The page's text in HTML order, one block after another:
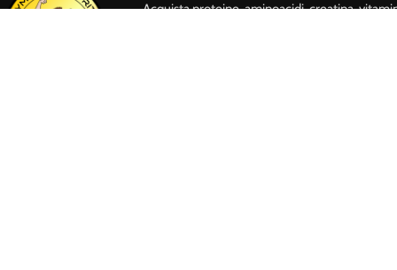
Acquista proteine, aminoacidi, creatina,